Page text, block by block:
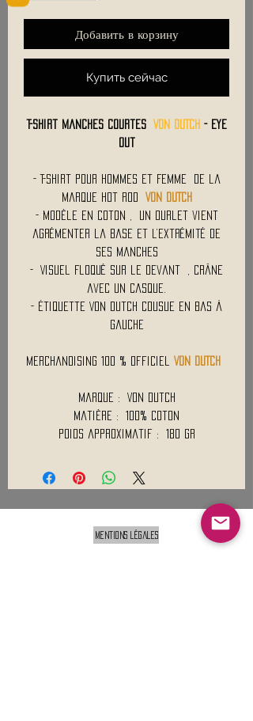
Добавить в корзину
Купить сейчас
T-Shirt Manches Courtes VON DUTCH - Eye
- T-Shirt Pour Hommes et Femme de la
Marque Hot Rod
VON DUTCH
- Modèle en Coton , un ourlet vient
agrémenter la base et l’extrémité de
ses manches
- Visuel Floqué sur le devant , crâne
avec un casque.
- Étiquette Von Dutch Cousue en Bas à
Gauche
Merchandising 100 % Officiel VON DUTCH
Marque : Von Dutch
Matière : 100% Coton
Poids approximatif : 180 Gr
Mentions légales